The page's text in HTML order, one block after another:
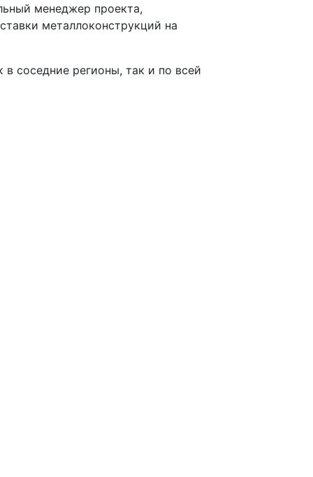
менеджер проекта,
металлоконструкций на
в соседние регионы, так и по всей